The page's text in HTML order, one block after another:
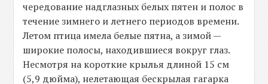
чередование надглазных белых пятен и полос в
течение зимнего и летнего периодов времени.
Летом птица имела белые пятна, а зимой —
широкие полосы, находившиеся вокруг глаз.
Несмотря на короткие крылья длиной 15 см
(5,9 дюйма), нелетающая бескрылая гагарка